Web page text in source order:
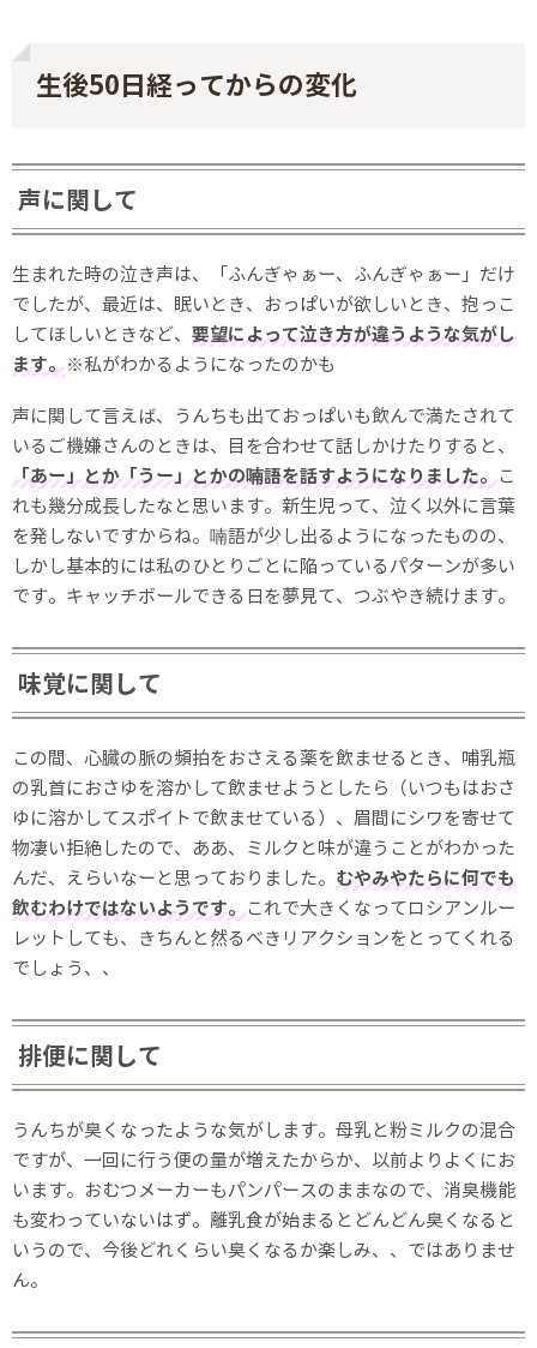
生後50日経ってからの変化
声に関して
生まれた時の泣き声は、「ふんぎゃぁー、ふんぎゃぁー」だけ
でしたが、最近は、眠いとき、おっぱいが欲しいとき、抱っこ
してほしいときなど、 要望によって泣き方が違うような気がし
ます。※私がわかるようになったのかも
声に関して言えば、うんちも出ておっぱいも飲んで満たされて
いるご機嫌さんのときは、目を合わせて話しかけたりすると、
「あー」とか「うー」とかの喃語を話すようになりました。こ
れも幾分成長したなと思います。新生児って、泣く以外に言葉
を発しないですからね。喃語が少し出るようになったものの、
しかし基本的には私のひとりごとに陥っているパターンが多い
です。キャッチボールできる日を夢見て、つぶやき続けます。
味覚に関して
この間、心臓の脈の頻拍をおさえる薬を飲ませるとき、哺乳瓶
の乳首におさゆを溶かして飲ませようとしたら（いつもはおさ
ゆに溶かしてスポイトで飲ませている）、眉間にシワを寄せて
物凄い拒絶したので、ああ、ミルクと味が違うことがわかった
んだ、えらいなーと思っておりました。 むやみやたらに何でも
飲むわけではないようです。これで大きくなってロシアンルー
レットしても、きちんと然るべきリアクションをとってくれる
でしょう、、
排便に関して
うんちが臭くなったような気がします。母乳と粉ミルクの混合
ですが、一回に行う便の量が増えたからか、以前よりよくにお
います。おむつメーカーもパンパースのままなので、消臭機能
も変わっていないはず。離乳食が始まるとどんどん臭くなると
いうので、今後どれくらい臭くなるか楽しみ、、ではありませ
ん。